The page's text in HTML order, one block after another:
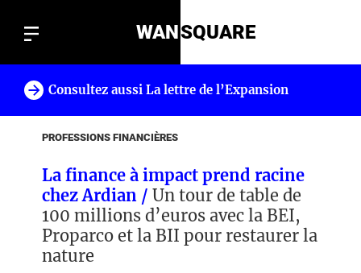
WANSQUARE
Consultez aussi La lettre de l’Expansion
PROFESSIONS FINANCIÈRES
La finance à impact prend racine
chez Ardian / Un tour de table de
100 millions d’euros avec la BEI,
Proparco et la BII pour restaurer la
nature